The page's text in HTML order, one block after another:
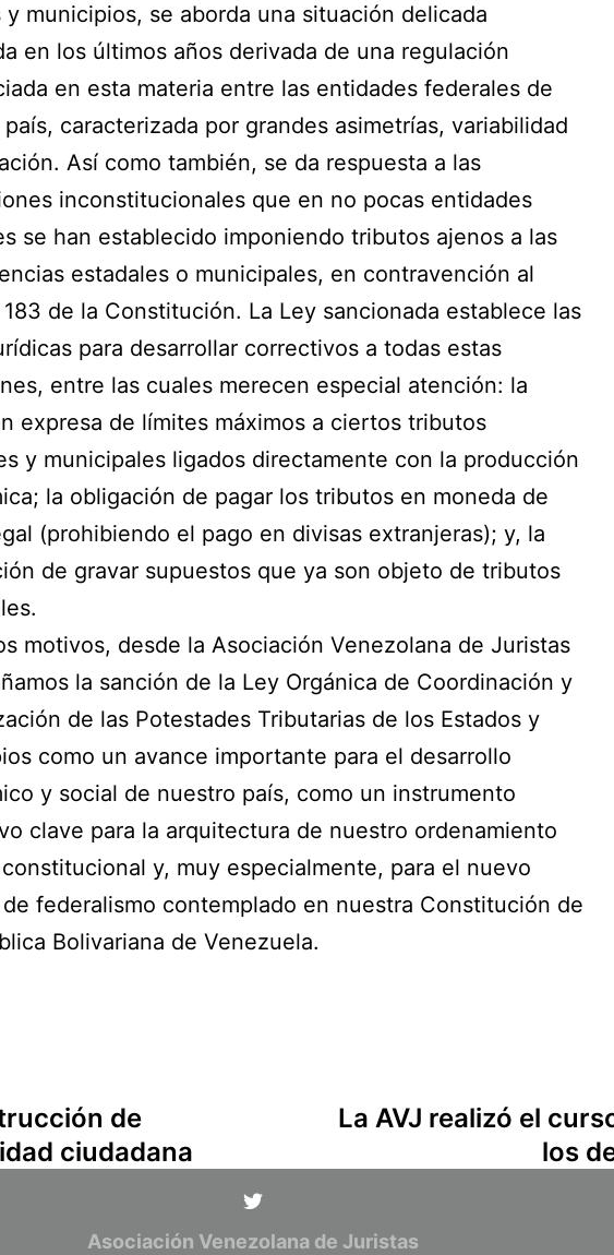
y municipios, se aborda una situación delicada
en los últimos años derivada de una regulación
en esta materia entre las entidades federales de
caracterizada por grandes asimetrías, variabilidad
Así como también, se da respuesta a las
inconstitucionales que en no pocas entidades
se han establecido imponiendo tributos ajenos a las
estadales o municipales, en contravención al
de la Constitución. La Ley sancionada establece las
para desarrollar correctivos a todas estas
entre las cuales merecen especial atención: la
expresa de límites máximos a ciertos tributos
y municipales ligados directamente con la producción
la obligación de pagar los tributos en moneda de
(prohibiendo el pago en divisas extranjeras); y, la
de gravar supuestos que ya son objeto de tributos
motivos, desde la Asociación Venezolana de Juristas
la sanción de la Ley Orgánica de Coordinación y
de las Potestades Tributarias de los Estados y
como un avance importante para el desarrollo
y social de nuestro país, como un instrumento
clave para la arquitectura de nuestro ordenamiento
y, muy especialmente, para el nuevo
federalismo contemplado en nuestra Constitución de
Bolivariana de Venezuela.
de
ciudadana
La AVJ realizó el
los
Asociación Venezolana de Juristas